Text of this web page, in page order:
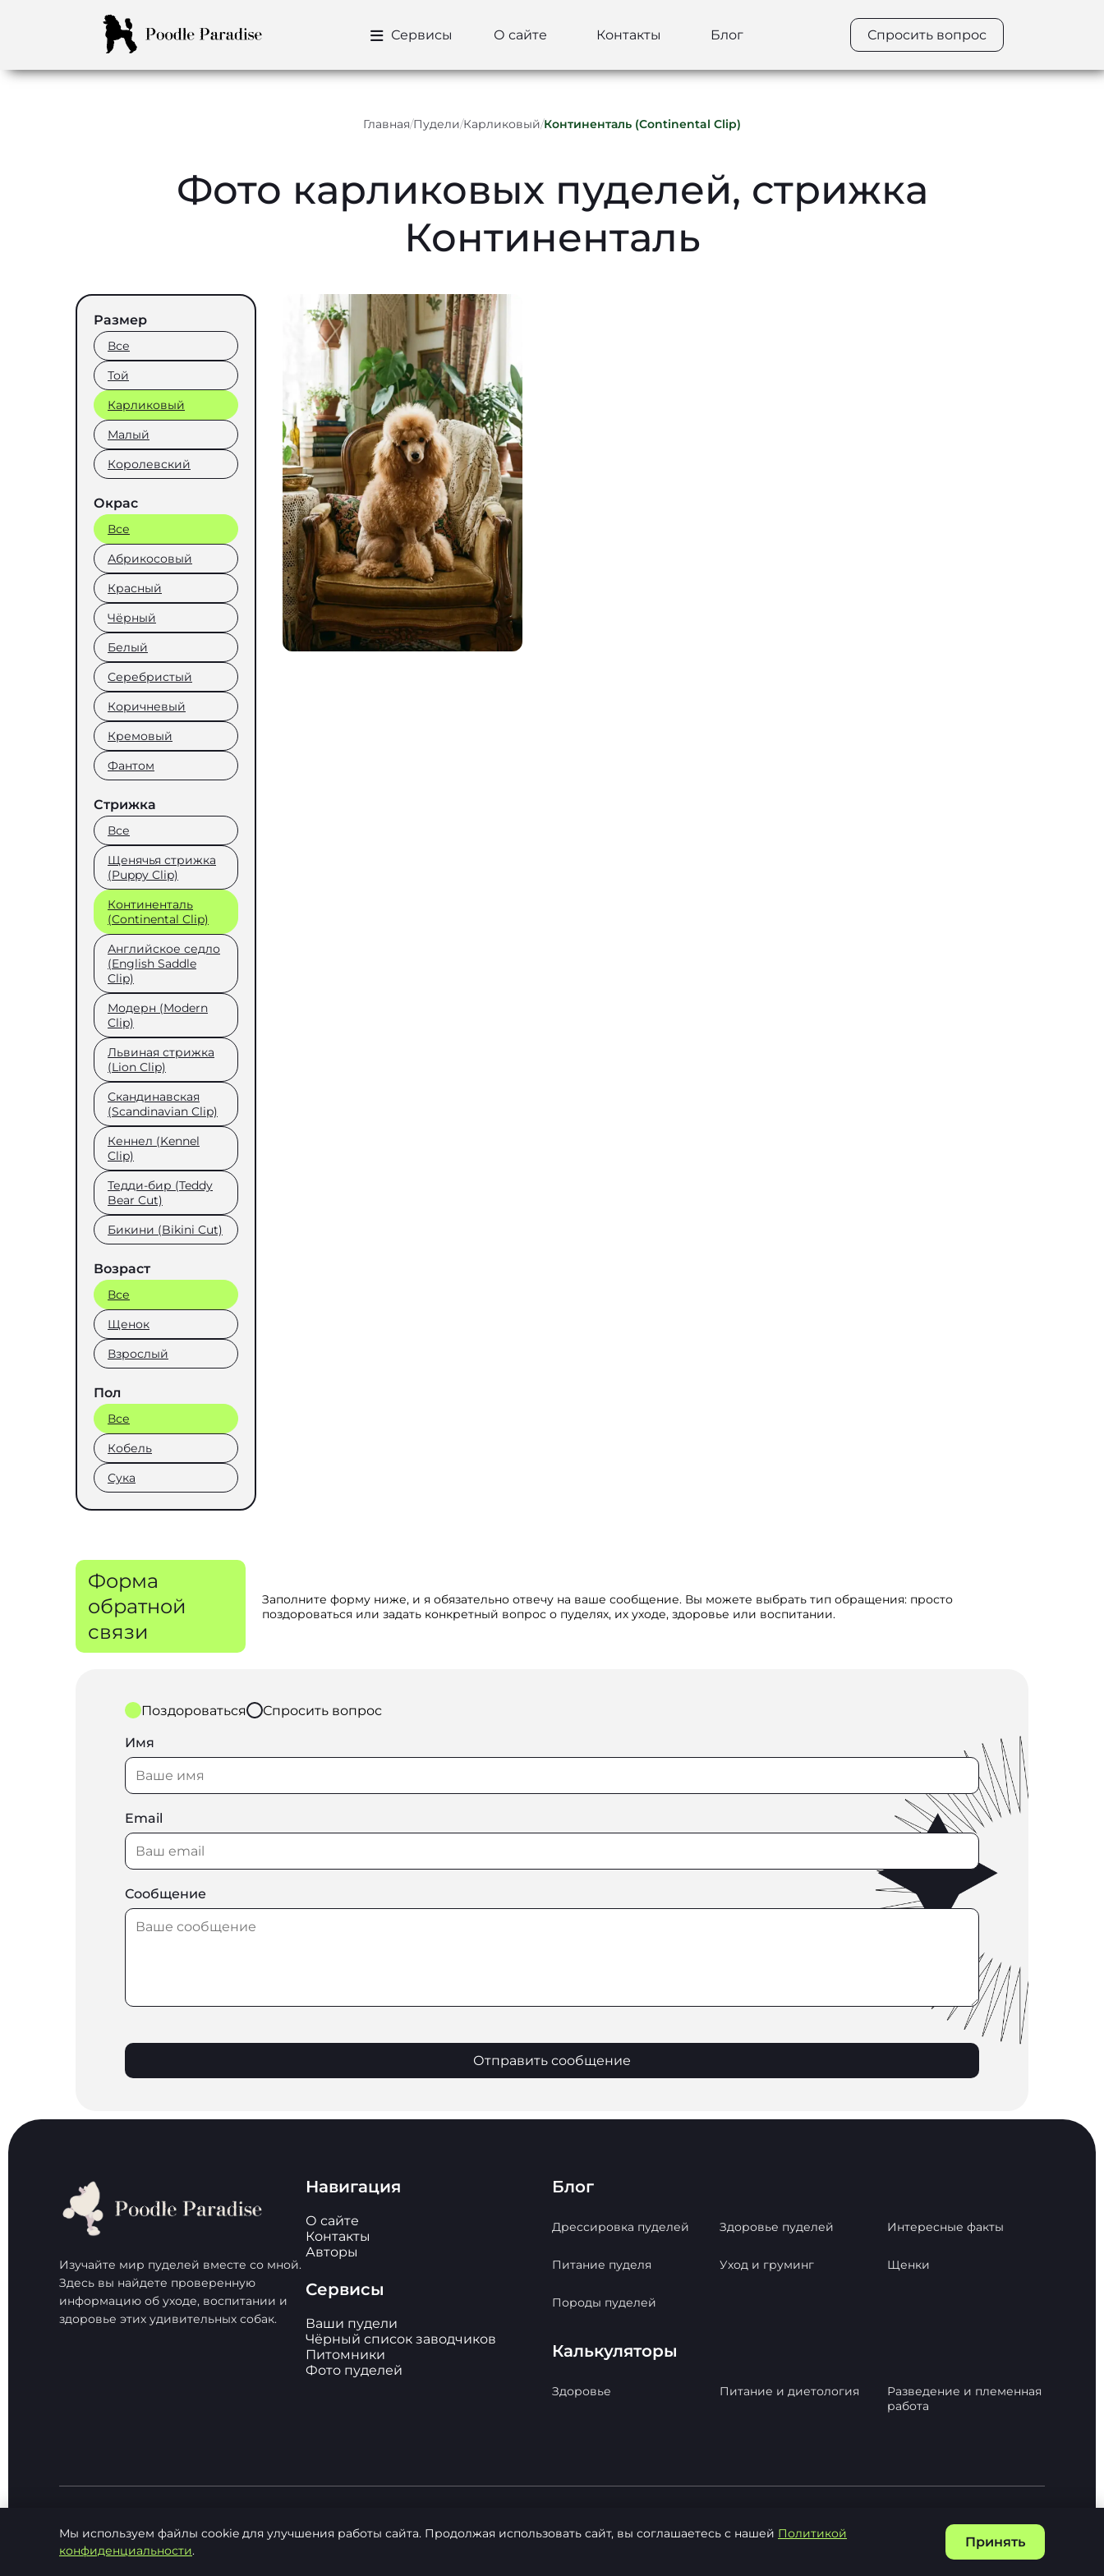
Сервисы О сайте Контакты Блог Спросить вопрос
Главная/Пудели/Карликовый/Континенталь (Continental Clip)
Фото карликовых пуделей, стрижка
Континенталь
Размер
Все
Той
Карликовый
Малый
Королевский
Окрас
Все
Абрикосовый
Красный
Чёрный
Белый
Серебристый
Коричневый
Кремовый
Фантом
Стрижка
Все
Щенячья стрижка
(Puppy Clip)
Континенталь
(Continental Clip)
Английское седло
(English Saddle
Clip)
Модерн (Modern
Clip)
Львиная стрижка
(Lion Clip)
Скандинавская
(Scandinavian Clip)
Кеннел (Kennel
Clip)
Тедди-бир (Teddy
Bear Cut)
Бикини (Bikini Cut)
Возраст
Все
Щенок
Взрослый
Пол
Все
Кобель
Сука
Форма
обратной
связи
Заполните форму ниже, и я обязательно отвечу на ваше сообщение. Вы можете выбрать тип обращения: просто
поздороваться или задать конкретный вопрос о пуделях, их уходе, здоровье или воспитании.
Поздороваться Спросить вопрос
Имя
Email
Сообщение
Отправить сообщение
Изучайте мир пуделей вместе со мной.
Здесь вы найдете проверенную
информацию об уходе, воспитании и
здоровье этих удивительных собак.
Навигация
О сайте
Контакты
Авторы
Сервисы
Ваши пудели
Чёрный список заводчиков
Питомники
Фото пуделей
Блог
Дрессировка пуделей Здоровье пуделей Интересные факты
Питание пуделя Уход и груминг Щенки
Породы пуделей
Калькуляторы
Здоровье Питание и диетология
Разведение и племенная
работа
© 2026 Poodle Paradise. Все права защищены. Копирование материалов с сайта - РАЗРЕШЕНО! Политика конфиденциальностиКарта сайта
Мы используем файлы cookie для улучшения работы сайта. Продолжая использовать сайт, вы соглашаетесь с нашей Политикой
конфиденциальности.
Принять